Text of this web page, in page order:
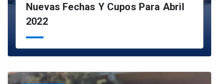
Nuevas Fechas Y Cupos Para Abril
2022